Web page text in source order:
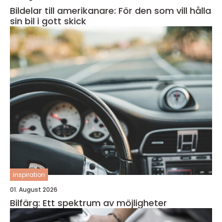
Bildelar till amerikanare: För den som vill hålla
sin bil i gott skick
inspiration
01. August 2026
Bilfärg: Ett spektrum av möjligheter